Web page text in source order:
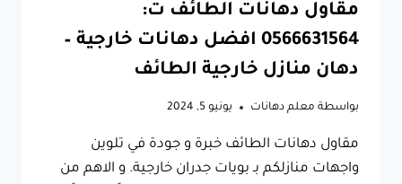
مقاول دهانات الطائف ت:
0566631564 افضل دهانات خارجية –
دهان منازل خارجية الطائف
بواسطة معلم دهانات يونيو 5, 2024
مقاول دهانات الطائف خبرة و جودة في تلوين
واجهات منازلكم بـ بويات جدران خارجية. و الاهم من